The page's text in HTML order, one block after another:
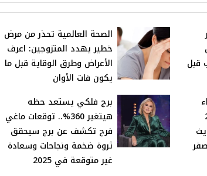
قبل
الصحة العالمية تحذر من مرض
خطير يهدد المتزوجين: اعرف
الأعراض وطرق الوقاية قبل ما
يكون فات الأوان
24
برج فلكي يستعد حظه
هيتغير 360%.. توقعات ماغي
فرح تكشف عن برج سيحقق
ثروة ضخمة ونجاحات وسعادة
غير متوقعة في 2025